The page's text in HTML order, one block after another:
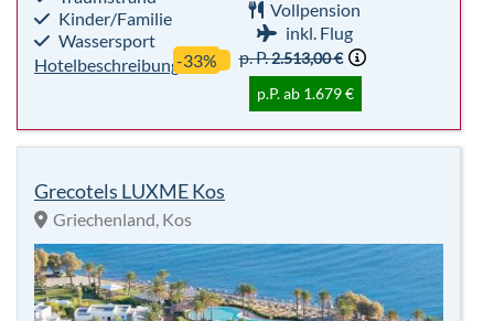
Grecotels LUXME Kos
Griechenland, Kos
sehr beliebt